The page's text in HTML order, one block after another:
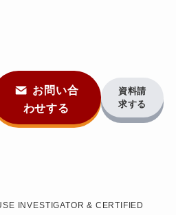
お問い合
わせする
資料請
求する
INVESTIGATOR & CERTIFIED